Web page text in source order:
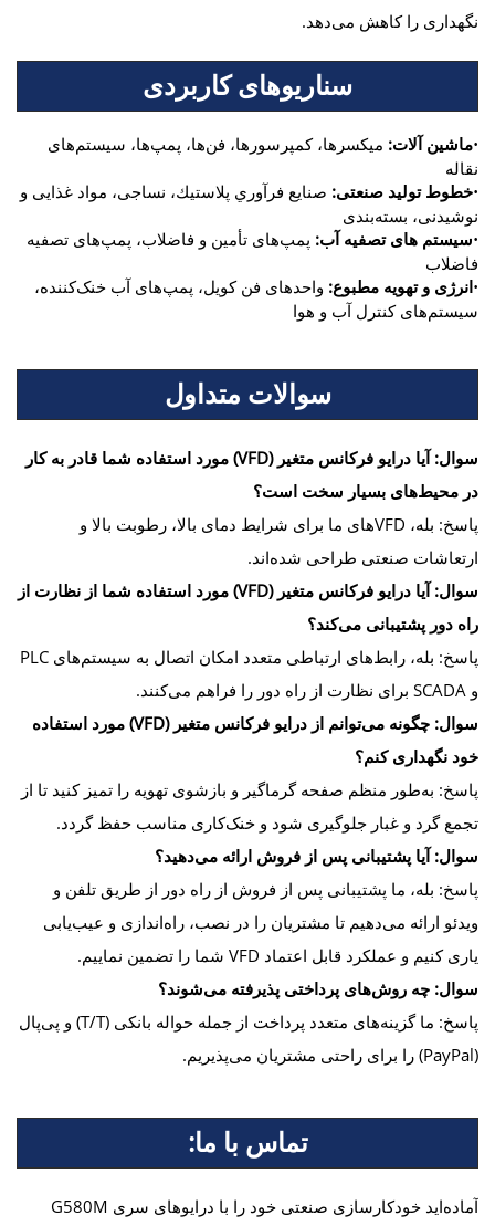
نگهداری را کاهش می‌دهد.
سناریوهای کاربردی
·ماشین آلات: میکسرها، کمپرسورها، فن‌ها، پمپ‌ها، سیستم‌های
نقاله
·خطوط تولید صنعتی: صنايع فرآوري پلاستيك، نساجی، مواد غذایی و
نوشیدنی، بسته‌بندی
·سیستم های تصفیه آب: پمپ‌های تأمین و فاضلاب، پمپ‌های تصفیه
فاضلاب
·انرژی و تهویه مطبوع: واحدهای فن کویل، پمپ‌های آب خنک‌کننده،
سیستم‌های کنترل آب و هوا
سوالات متداول
سوال: آیا درایو فرکانس متغیر (VFD) مورد استفاده شما قادر به کار
در محیط‌های بسیار سخت است؟
پاسخ: بله، VFDهای ما برای شرایط دمای بالا، رطوبت بالا و
ارتعاشات صنعتی طراحی شده‌اند.
سوال: آیا درایو فرکانس متغیر (VFD) مورد استفاده شما از نظارت از
راه دور پشتیبانی می‌کند؟
پاسخ: بله، رابط‌های ارتباطی متعدد امکان اتصال به سیستم‌های PLC
و SCADA برای نظارت از راه دور را فراهم می‌کنند.
سوال: چگونه می‌توانم از درایو فرکانس متغیر (VFD) مورد استفاده
خود نگهداری کنم؟
پاسخ: به‌طور منظم صفحه گرماگیر و بازشوی تهویه را تمیز کنید تا از
تجمع گرد و غبار جلوگیری شود و خنک‌کاری مناسب حفظ گردد.
سوال: آیا پشتیبانی پس از فروش ارائه می‌دهید؟
پاسخ: بله، ما پشتیبانی پس از فروش از راه دور از طریق تلفن و
ویدئو ارائه می‌دهیم تا مشتریان را در نصب، راه‌اندازی و عیب‌یابی
یاری کنیم و عملکرد قابل اعتماد VFD شما را تضمین نماییم.
سوال: چه روش‌های پرداختی پذیرفته می‌شوند؟
پاسخ: ما گزینه‌های متعدد پرداخت از جمله حواله بانکی (T/T) و پی‌پال
(PayPal) را برای راحتی مشتریان می‌پذیریم.
تماس با ما:
آماده‌اید خودکارسازی صنعتی خود را با درایوهای سری G580M